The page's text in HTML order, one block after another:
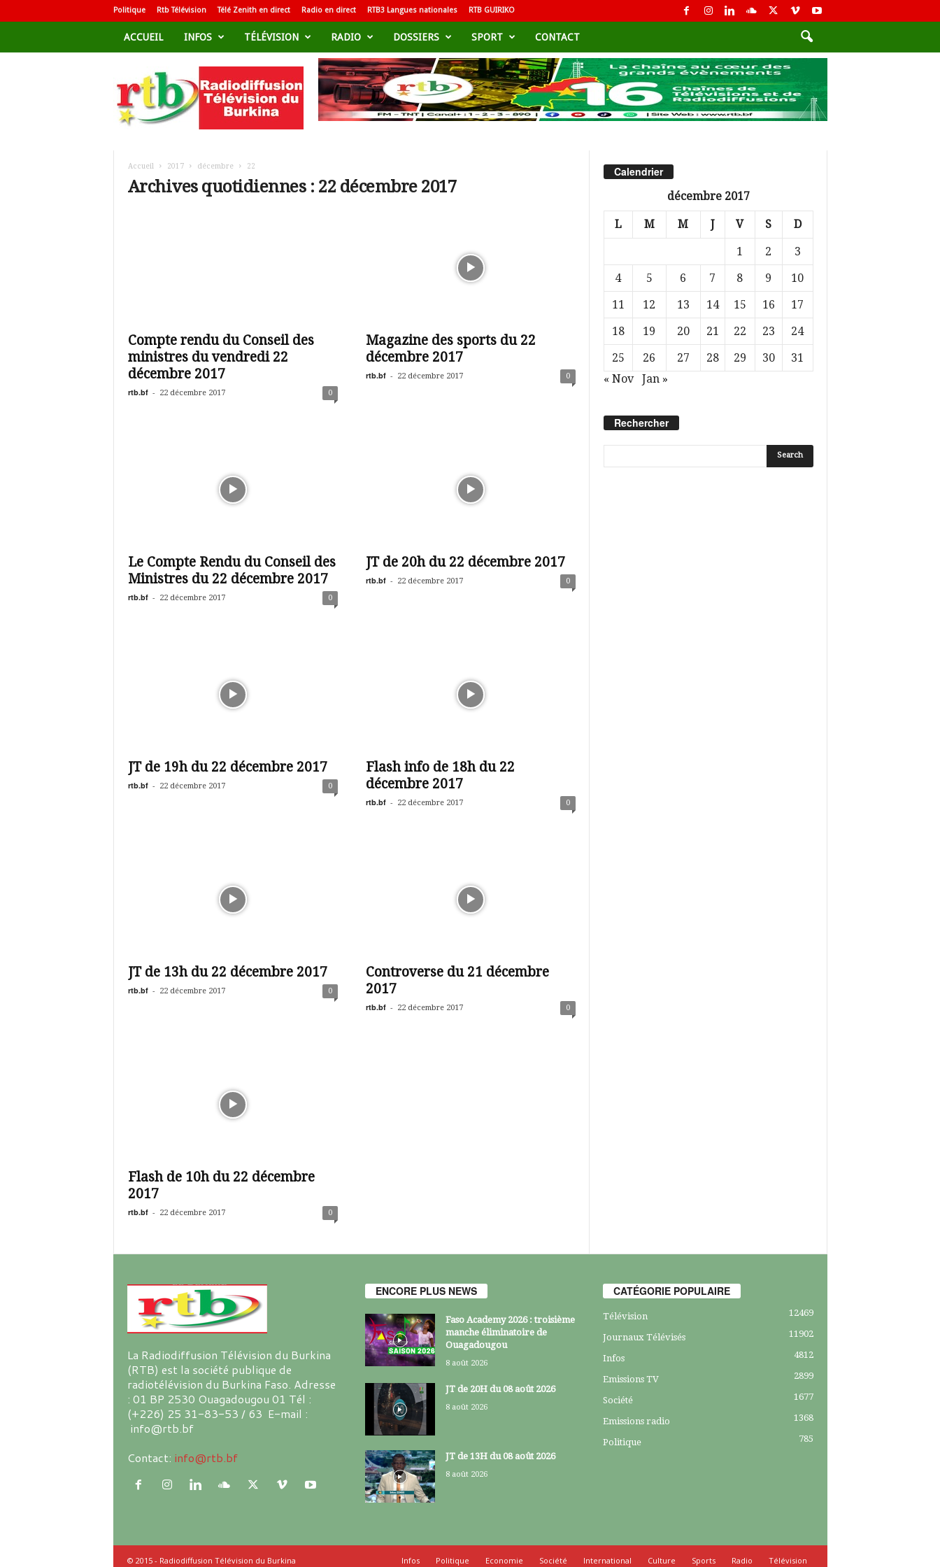
Politique Rtb Télévision Télé Zenith en direct Radio en direct RTB3 Langues nationales RTB GUIRIKO
ACCUEIL INFOS TÉLÉVISION RADIO DOSSIERS SPORT CONTACT
d
i
Accueil 2017 décembre 22
Archives quotidiennes : 22 décembre 2017
Compte rendu du Conseil des
ministres du vendredi 22
décembre 2017
rtb.bf - 22 décembre 2017 0
Magazine des sports du 22
décembre 2017
rtb.bf - 22 décembre 2017 0
Le Compte Rendu du Conseil des
Ministres du 22 décembre 2017
rtb.bf - 22 décembre 2017 0
JT de 20h du 22 décembre 2017
rtb.bf - 22 décembre 2017 0
JT de 19h du 22 décembre 2017
rtb.bf - 22 décembre 2017 0
Flash info de 18h du 22
décembre 2017
rtb.bf - 22 décembre 2017 0
JT de 13h du 22 décembre 2017
rtb.bf - 22 décembre 2017 0
Controverse du 21 décembre
2017
rtb.bf - 22 décembre 2017 0
Flash de 10h du 22 décembre
2017
rtb.bf - 22 décembre 2017 0
Calendrier
décembre 2017
L M M J V S D
1 2
3
4
5 6 7 8 9
10
11
12 13 14 15 16
17
18
19 20 21 22 23
24
25
26 27 28 29 30
31
« Nov
Jan »
Rechercher
La Radiodiffusion Télévision du Burkina
(RTB) est la société publique de
radiotélévision du Burkina Faso. Adresse
: 01 BP 2530 Ouagadougou 01 Tél :
(+226) 25 31-83-53 / 63 E-mail :
info@rtb.bf
Contact: info@rtb.bf
ENCORE PLUS NEWS
Faso Academy 2026 : troisième
manche éliminatoire de
Ouagadougou
8 août 2026
JT de 20H du 08 août 2026
8 août 2026
JT de 13H du 08 août 2026
8 août 2026
CATÉGORIE POPULAIRE
Télévision 12469
Journaux Télévisés 11902
Infos 4812
Emissions TV 2899
Société 1677
Emissions radio 1368
Politique 785
Infos Politique Economie Société International Culture Sports Radio Télévision
© 2015 - Radiodiffusion Télévision du Burkina